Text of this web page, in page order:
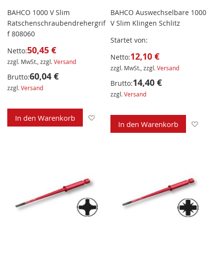
BAHCO 1000 V Slim
Ratschenschraubendrehergrif
f 808060
Netto:50,45 €
zzgl. MwSt., zzgl.Versand
Brutto:60,04 €
zzgl.Versand
In den Warenkorb Zur Wunschliste hinzufügen
BAHCO Auswechselbare 1000
V Slim Klingen Schlitz
Startet von
Netto:12,10 €
zzgl. MwSt., zzgl.Versand
Brutto:14,40 €
zzgl.Versand
In den Warenkorb